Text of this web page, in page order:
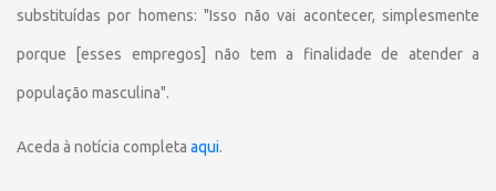
substituídas por homens: "Isso não vai acontecer, simplesmente
porque [esses empregos] não tem a finalidade de atender a
população masculina".
Aceda à notícia completa aqui.